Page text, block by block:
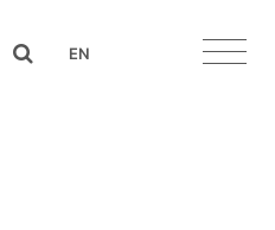
searchEN